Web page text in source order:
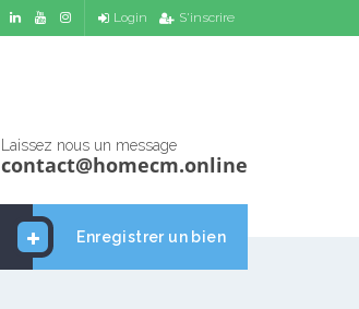
Login S'inscrire
Laissez nous un message
contact@homecm.online
Enregistrer un bien